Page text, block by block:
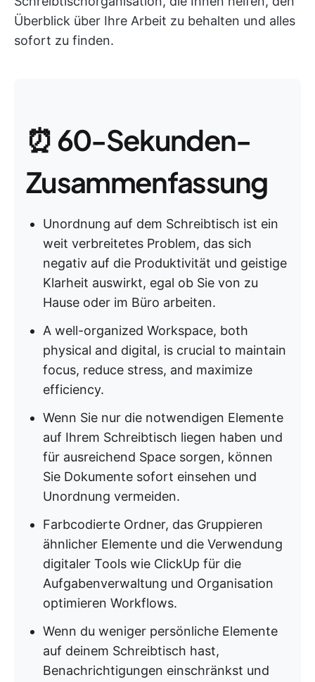
Überblick über Ihre Arbeit zu behalten und alles
sofort zu finden.
⏰ 60-Sekunden-
Zusammenfassung
Unordnung auf dem Schreibtisch ist ein
weit verbreitetes Problem, das sich
negativ auf die Produktivität und geistige
Klarheit auswirkt, egal ob Sie von zu
Hause oder im Büro arbeiten.
A well-organized Workspace, both
physical and digital, is crucial to maintain
focus, reduce stress, and maximize
efficiency.
Wenn Sie nur die notwendigen Elemente
auf Ihrem Schreibtisch liegen haben und
für ausreichend Space sorgen, können
Sie Dokumente sofort einsehen und
Unordnung vermeiden.
Farbcodierte Ordner, das Gruppieren
ähnlicher Elemente und die Verwendung
digitaler Tools wie ClickUp für die
Aufgabenverwaltung und Organisation
optimieren Workflows.
Wenn du weniger persönliche Elemente
auf deinem Schreibtisch hast,
Benachrichtigungen einschränkst und